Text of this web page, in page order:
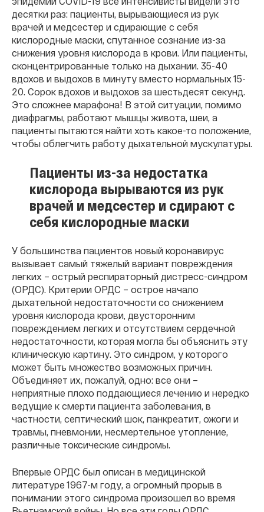
десятки раз: пациенты, вырывающиеся из рук
врачей и медсестер и сдирающие с себя
кислородные маски, спутанное сознание из-за
снижения уровня кислорода в крови. Или пациенты,
сконцентрированные только на дыхании. 35-40
вдохов и выдохов в минуту вместо нормальных 15-
20. Сорок вдохов и выдохов за шестьдесят секунд.
Это сложнее марафона! В этой ситуации, помимо
диафрагмы, работают мышцы живота, шеи, а
пациенты пытаются найти хоть какое-то положение,
чтобы облегчить работу дыхательной мускулатуры.
Пациенты из-за недостатка
кислорода вырываются из рук
врачей и медсестер и сдирают с
себя кислородные маски
У большинства пациентов новый коронавирус
вызывает самый тяжелый вариант повреждения
легких – острый респираторный дистресс-синдром
(ОРДС). Критерии ОРДС – острое начало
дыхательной недостаточности со снижением
уровня кислорода крови, двусторонним
повреждением легких и отсутствием сердечной
недостаточности, которая могла бы объяснить эту
клиническую картину. Это синдром, у которого
может быть множество возможных причин.
Объединяет их, пожалуй, одно: все они –
неприятные плохо поддающиеся лечению и нередко
ведущие к смерти пациента заболевания, в
частности, септический шок, панкреатит, ожоги и
травмы, пневмонии, несмертельное утопление,
различные токсические синдромы.
Впервые ОРДС был описан в медицинской
литературе 1967-м году, а огромный прорыв в
понимании этого синдрома произошел во время